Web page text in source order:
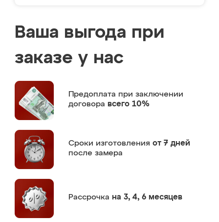
Ваша выгода при
заказе у нас
Предоплата при заключении
договора всего 10%
Сроки изготовления от 7 дней
после замера
Рассрочка на 3, 4, 6 месяцев